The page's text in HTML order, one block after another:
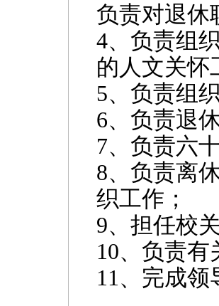
负责对退休
4、负责组
的人文关怀
5、负责组
6、负责退
7、负责六
8、负责离
织工作；
9、担任校
10、 负责有
11、完成领